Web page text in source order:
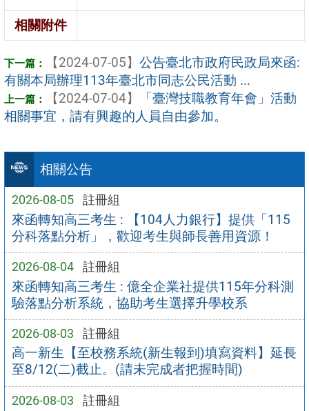
相關公告
2026-08-05 註冊組
來函轉知高三考生 : 【104人力銀行】提供「115
分科落點分析」，歡迎考生與師長善用資源！
2026-08-04 註冊組
來函轉知高三考生 : 億全企業社提供115年分科測
驗落點分析系統，協助考生選擇升學校系
2026-08-03 註冊組
高一新生【至校務系統(新生報到)填寫資料】延長
至8/12(二)截止。(請未完成者把握時間)
2026-08-03 註冊組
相關附件
【2024-07-05】 公告臺北市政府民政局來函:
有關本局辦理113年臺北市同志公民活動 ...
【2024-07-04】
「臺灣技職教育年會」活動
相關事宜，請有興趣的人員自由參加。